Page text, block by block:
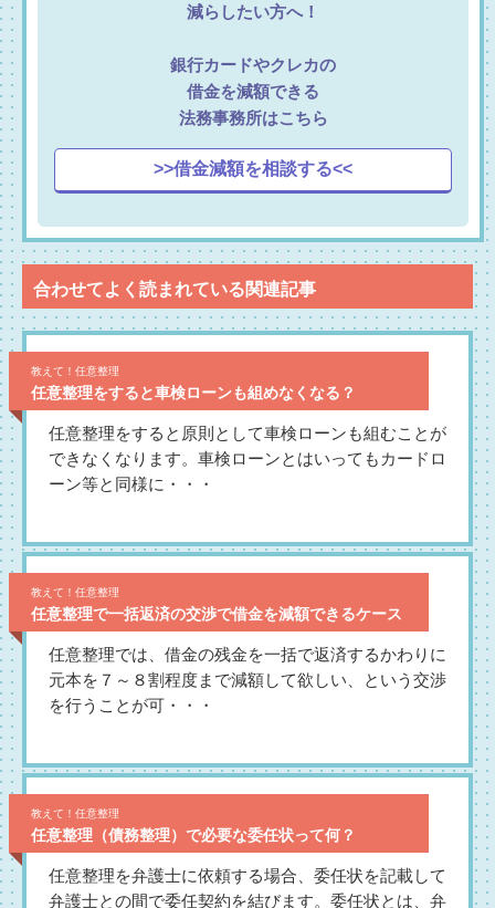
減らしたい方へ！
銀行カードやクレカの
借金を減額できる
法務事務所はこちら
>>借金減額を相談する<<
合わせてよく読まれている関連記事
教えて！任意整理
任意整理をすると車検ローンも組めなくなる？
任意整理をすると原則として車検ローンも組むことが
できなくなります。車検ローンとはいってもカードロ
ーン等と同様に・・・
教えて！任意整理
任意整理で一括返済の交渉で借金を減額できるケース
任意整理では、借金の残金を一括で返済するかわりに
元本を７～８割程度まで減額して欲しい、という交渉
を行うことが可・・・
教えて！任意整理
任意整理（債務整理）で必要な委任状って何？
任意整理を弁護士に依頼する場合、委任状を記載して
弁護士との間で委任契約を結びます。委任状とは、弁